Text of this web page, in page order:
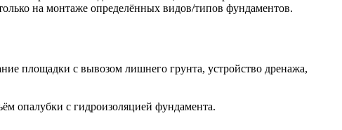
на монтаже определённых видов/типов фундаментов.
площадки с вывозом лишнего грунта, устройство дренажа,
опалубки с гидроизоляцией фундамента.